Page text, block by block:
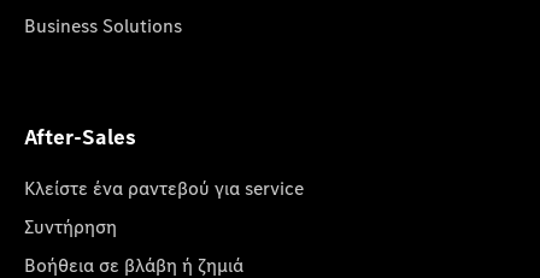
Business Solutions
After-Sales
Κλείστε ένα ραντεβού για service
Συντήρηση
Βοήθεια σε βλάβη ή ζημιά